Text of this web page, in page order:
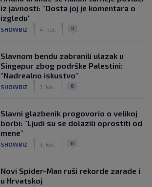
iz javnosti: "Dosta joj je komentara o
izgledu"
SHOWBIZ 4. kol. 0
Slavnom bendu zabranili ulazak u
Singapur zbog podrške Palestini:
"Nadrealno iskustvo"
SHOWBIZ 3. kol. 0
Slavni glazbenik progovorio o velikoj
borbi: "Ljudi su se dolazili oprostiti od
mene"
SHOWBIZ 3. kol. 0
Novi Spider-Man ruši rekorde zarade i
u Hrvatskoj